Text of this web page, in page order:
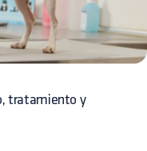
tratamiento y